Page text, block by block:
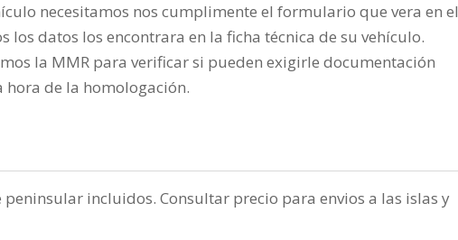
necesitamos nos cumplimente el formulario que vera en el
los datos los encontrara en la ficha técnica de su vehículo.
la MMR para verificar si pueden exigirle documentación
hora de la homologación.
incluidos. Consultar precio para envios a las islas y